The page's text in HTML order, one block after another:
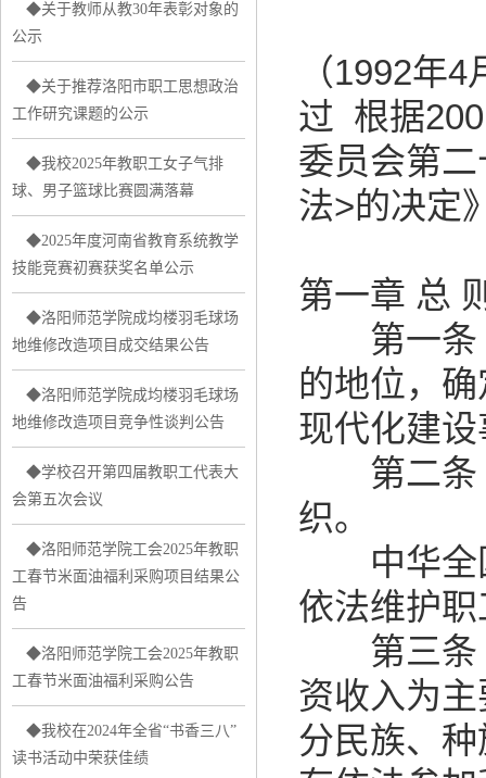
◆关于教师从教30年表彰对象的
公示
◆关于推荐洛阳市职工思想政治
工作研究课题的公示
◆我校2025年教职工女子气排
球、男子篮球比赛圆满落幕
◆2025年度河南省教育系统教学
技能竞赛初赛获奖名单公示
◆洛阳师范学院成均楼羽毛球场
地维修改造项目成交结果公告
◆洛阳师范学院成均楼羽毛球场
地维修改造项目竞争性谈判公告
◆学校召开第四届教职工代表大
会第五次会议
◆洛阳师范学院工会2025年教职
工春节米面油福利采购项目结果公
告
◆洛阳师范学院工会2025年教职
工春节米面油福利采购公告
◆我校在2024年全省“书香三八”
读书活动中荣获佳绩
（1992年
过 根据
委员会第
法>的决定
第一章 总
第一条
的地位，
现代化建
第二条
织。
中华全国
依法维护
第三条
资收入为
分民族、